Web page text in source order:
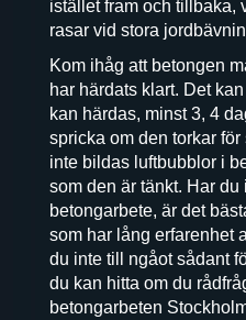
istället fram och tillbaka,
rasar vid stora
Kom ihåg att betongen
har härdats klart. Det
kan härdas, minst 3, 4
spricka om den torkar
inte bildas luftbubblor i
som den är tänkt. Har du
betongarbete, är det
som har lång erfarenhet
du inte till ngåot sådant
du kan hitta om du
betongarbeten